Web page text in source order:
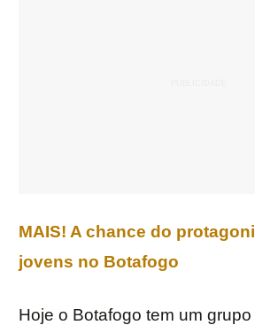
MAIS! A chance do
jovens no Botafogo
Hoje o Botafogo tem um